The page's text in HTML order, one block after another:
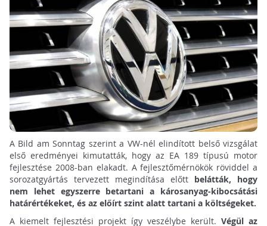
A Bild am Sonntag szerint a VW-nél elindított belső vizsgálat
első eredményei kimutatták, hogy az EA 189 típusú motor
fejlesztése 2008-ban elakadt. A fejlesztőmérnökök röviddel a
sorozatgyártás tervezett megindítása előtt belátták, hogy
nem lehet egyszerre betartani a károsanyag-kibocsátási
határértékeket, és az előírt szint alatt tartani a költségeket.
A kiemelt fejlesztési projekt így veszélybe került. Végül az